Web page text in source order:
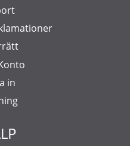
in